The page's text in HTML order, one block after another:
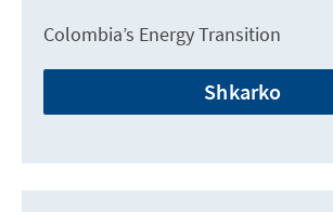
Colombia’s Energy Transition
Shkarko